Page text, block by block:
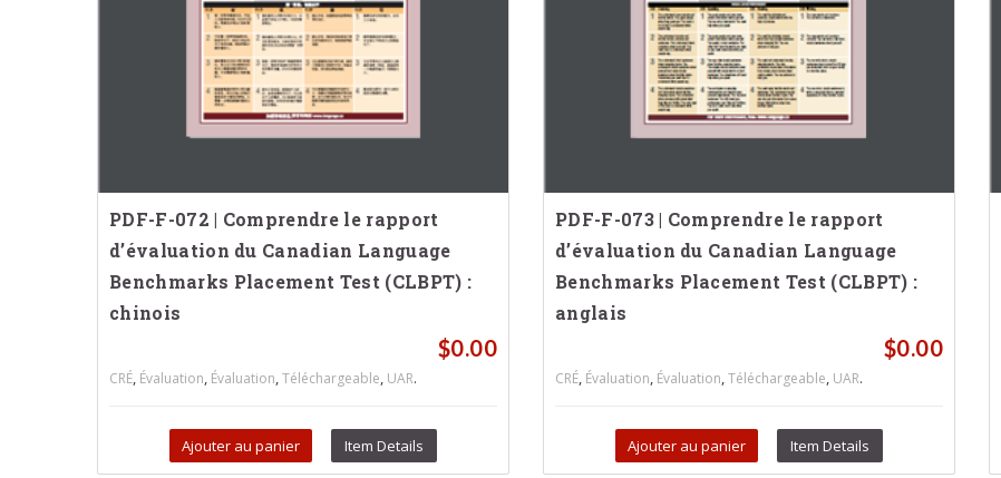
PDF-F-072 | Comprendre le rapport
d’évaluation du Canadian Language
Benchmarks Placement Test (CLBPT) :
chinois
$0.00
CRÉ, Évaluation, Évaluation,Téléchargeable, UAR.
Ajouter au panier Item Details
PDF-F-073 | Comprendre le rapport
d’évaluation du Canadian Language
Benchmarks Placement Test (CLBPT) :
anglais
$0.00
CRÉ, Évaluation, Évaluation,Téléchargeable, UAR.
Ajouter au panier Item Details